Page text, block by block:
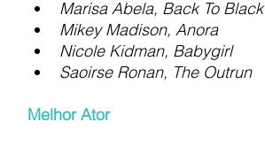
Marisa Abela, Back To Black
Mikey Madison, Anora
Nicole Kidman, Babygirl
Saoirse Ronan, The Outrun
Melhor Ator